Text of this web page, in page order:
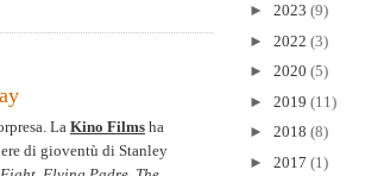
La Kino Films ha
di gioventù di Stanley
► 2023 (9)
► 2022 (3)
► 2020 (5)
► 2019 (11)
► 2018 (8)
► 2017 (1)